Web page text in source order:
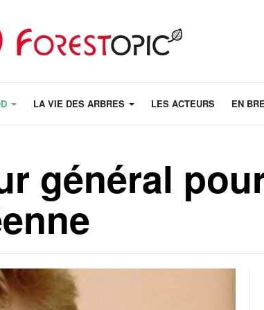
LA VIE DES ARBRES LES ACTEURS EN
général